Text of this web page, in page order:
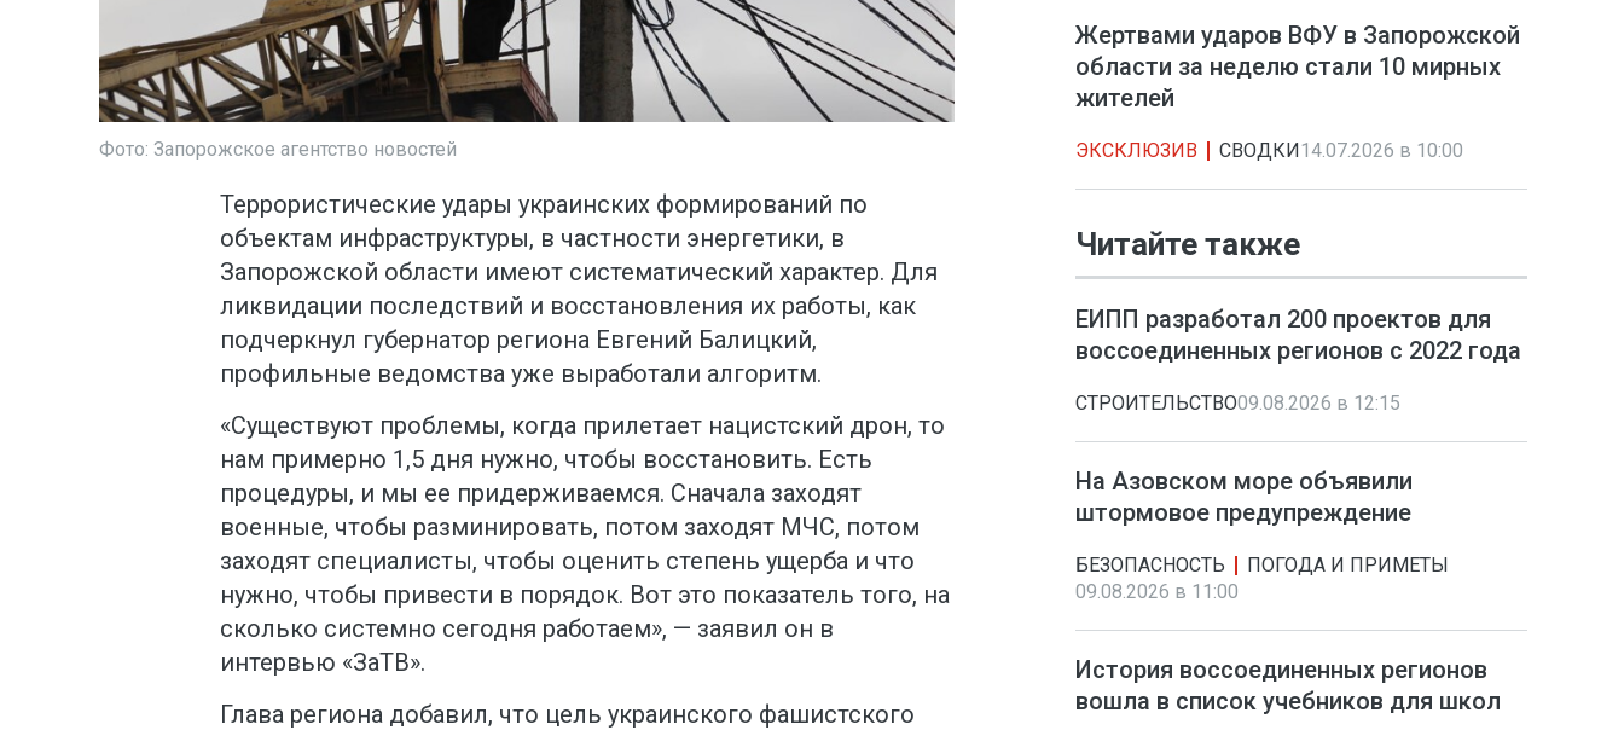
Фото: Запорожское агентство новостей
Террористические удары украинских формирований по
объектам инфраструктуры, в частности энергетики, в
Запорожской области имеют систематический характер. Для
ликвидации последствий и восстановления их работы, как
подчеркнул губернатор региона Евгений Балицкий,
профильные ведомства уже выработали алгоритм.
«Существуют проблемы, когда прилетает нацистский дрон, то
нам примерно 1,5 дня нужно, чтобы восстановить. Есть
процедуры, и мы ее придерживаемся. Сначала заходят
военные, чтобы разминировать, потом заходят МЧС, потом
заходят специалисты, чтобы оценить степень ущерба и что
нужно, чтобы привести в порядок. Вот это показатель того, на
сколько системно сегодня работаем», — заявил он в
интервью «ЗаТВ».
Глава региона добавил, что цель украинского фашистского
Жертвами ударов ВФУ в Запорожской
области за неделю стали 10 мирных
жителей
ЭКСКЛЮЗИВ СВОДКИ 14.07.2026 в 10:00
Читайте также
ЕИПП разработал 200 проектов для
воссоединенных регионов с 2022 года
СТРОИТЕЛЬСТВО09.08.2026 в 12:15
На Азовском море объявили
штормовое предупреждение
БЕЗОПАСНОСТЬ
ПОГОДА И ПРИМЕТЫ
09.08.2026 в 11:00
История воссоединенных регионов
вошла в список учебников для школ